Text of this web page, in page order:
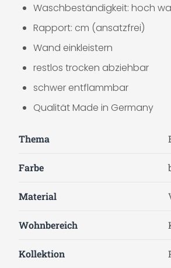
Waschbeständigkeit: hoch
Rapport: cm (ansatzfrei)
Wand einkleistern
restlos trocken abziehbar
schwer entflammbar
Qualität Made in Germany
Thema
Farbe
Material
Wohnbereich
Kollektion